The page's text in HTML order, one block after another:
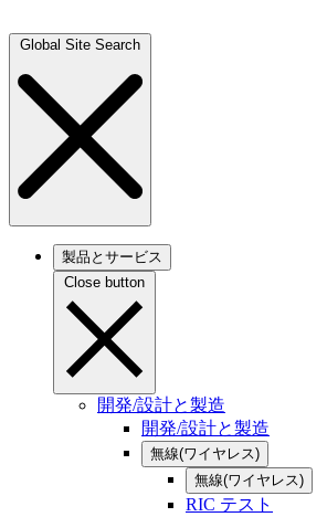
Global Site Search
製品とサービス
Close button
開発/設計と製造
開発/設計と製造
無線(ワイヤレス)
無線(ワイヤレス)
RIC テスト